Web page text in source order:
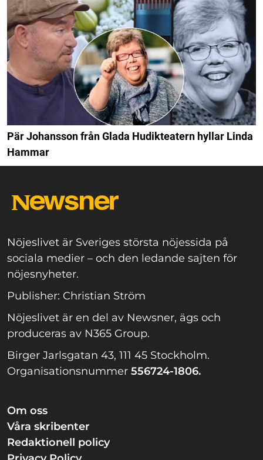
Pär Johansson från Glada Hudikteatern hyllar Linda
Hammar
Nöjeslivet är Sveriges största nöjessida på
sociala medier – och den ledande sajten för
nöjesnyheter.
Publisher: Christian Ström
Nöjeslivet är en del av Newsner, ägs och
produceras av N365 Group.
Birger Jarlsgatan 43, 111 45 Stockholm.
Organisationsnummer 556724-1806.
Om oss
Våra skribenter
Redaktionell policy